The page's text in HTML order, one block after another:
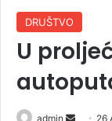
DRUŠTVO
U
admin 26